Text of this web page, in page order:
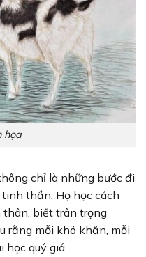
họa
chỉ là những bước đi
thần. Họ học cách
thân, biết trân trọng
rằng mỗi khó khăn, mỗi
quý giá.